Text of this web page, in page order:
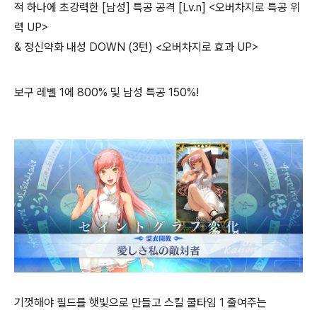
적 하나에 초강력한 [남성] 특공 공격 [Lv.n] <오버차지로 특공 위
력 UP>
& 정신약화 내성 DOWN (3턴) <오버차지로 효과 UP>
보구 레벨 1에 800% 및 남성 특공 150%!
기껏해야 필드를 햇빛으로 만들고 스킬 쿨타임 1 줄여주는